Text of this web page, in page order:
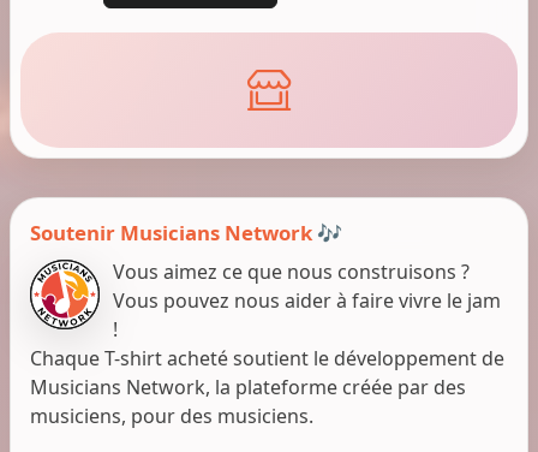
Soutenir Musicians Network 🎶
Vous aimez ce que nous construisons ?
Vous pouvez nous aider à faire vivre le jam
!
Chaque T-shirt acheté soutient le développement de
Musicians Network, la plateforme créée par des
musiciens, pour des musiciens.